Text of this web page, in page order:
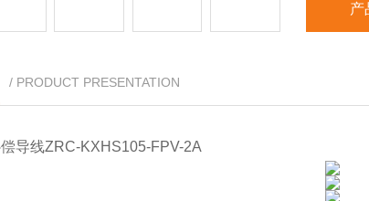
产
/ PRODUCT PRESENTATION